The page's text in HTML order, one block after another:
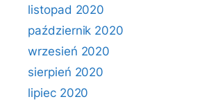
listopad 2020
październik 2020
wrzesień 2020
sierpień 2020
lipiec 2020